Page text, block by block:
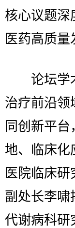
核心议题深
医药高质
论坛学术
治疗前沿领
同创新平
地、临床化
医院临床
副处长李啸
代谢病科研